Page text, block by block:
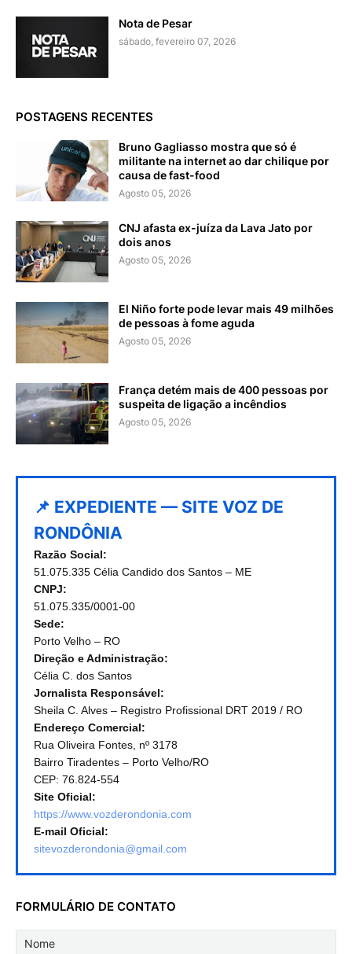
Nota de Pesar
sábado, fevereiro 07, 2026
POSTAGENS RECENTES
Bruno Gagliasso mostra que só é
militante na internet ao dar chilique por
causa de fast-food
Agosto 05, 2026
CNJ afasta ex-juíza da Lava Jato por
dois anos
Agosto 05, 2026
El Niño forte pode levar mais 49 milhões
de pessoas à fome aguda
Agosto 05, 2026
França detém mais de 400 pessoas por
suspeita de ligação a incêndios
Agosto 05, 2026
📌 EXPEDIENTE — SITE VOZ DE
RONDÔNIA
Razão Social:
51.075.335 Célia Candido dos Santos – ME
CNPJ:
51.075.335/0001-00
Sede:
Porto Velho – RO
Direção e Administração:
Célia C. dos Santos
Jornalista Responsável:
Sheila C. Alves – Registro Profissional DRT 2019 / RO
Endereço Comercial:
Rua Oliveira Fontes, nº 3178
Bairro Tiradentes – Porto Velho/RO
CEP: 76.824-554
Site Oficial:
https://www.vozderondonia.com
E-mail Oficial:
sitevozderondonia@gmail.com
FORMULÁRIO DE CONTATO